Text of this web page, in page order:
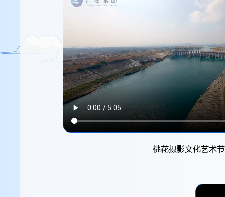
桃花摄影文化艺术节